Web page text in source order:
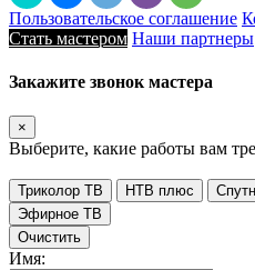
Пользовательское соглашение
Стать мастером Наши партнеры
Закажите звонок мастера
×
Выберите, какие работы вам
Триколор ТВ НТВ плюс
Эфирное ТВ
Очистить
Имя: